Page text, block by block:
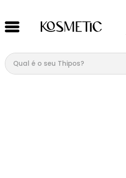
Qual é o seu Thipos?